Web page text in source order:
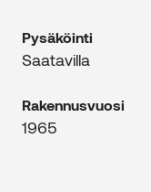
Pysäköinti
Saatavilla
Rakennus­vuosi
1965